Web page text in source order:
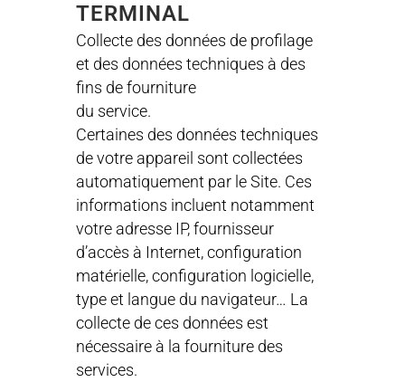
TERMINAL
Collecte des données de profilage
et des données techniques à des
fins de fourniture
du service.
Certaines des données techniques
de votre appareil sont collectées
automatiquement par le Site. Ces
informations incluent notamment
votre adresse IP, fournisseur
d’accès à Internet, configuration
matérielle, configuration logicielle,
type et langue du navigateur… La
collecte de ces données est
nécessaire à la fourniture des
services.